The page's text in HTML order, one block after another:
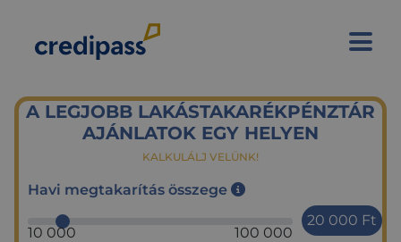
A LEGJOBB LAKÁSTAKARÉKPÉNZTÁR
AJÁNLATOK EGY HELYEN
KALKULÁLJ VELÜNK!
Havi megtakarítás összege
20 000 Ft
10 000
100 000